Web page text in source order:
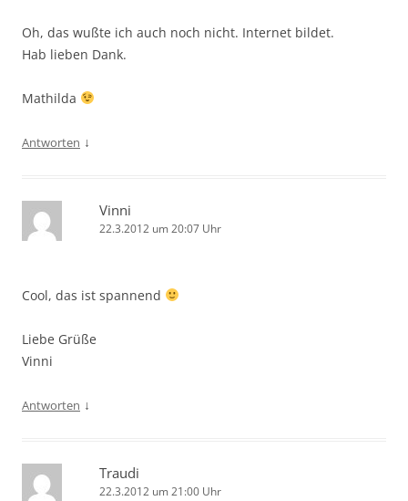
Oh, das wußte ich auch noch nicht. Internet bildet.
Hab lieben Dank.
Mathilda
Antworten ↓
Vinni
22.3.2012 um 20:07 Uhr
Cool, das ist spannend
Liebe Grüße
Vinni
Antworten ↓
Traudi
22.3.2012 um 21:00 Uhr